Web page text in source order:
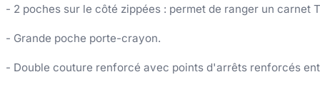
- 2 poches sur le côté zippées : permet de ranger un carnet
- Grande poche porte-crayon.
- Double couture renforcé avec points d'arrêts renforcés